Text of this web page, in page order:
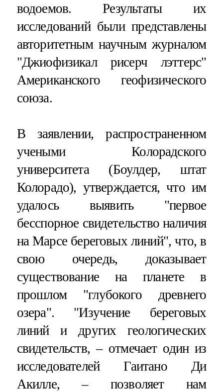
водоемов. Результаты их
исследований были представлены
авторитетным научным журналом
"Джиофизикал рисерч лэттерс"
Американского геофизического
союза.
В заявлении, распространенном
учеными Колорадского
университета (Боулдер, штат
Колорадо), утверждается, что им
удалось выявить "первое
бесспорное свидетельство наличия
на Марсе береговых линий", что, в
свою очередь, доказывает
существование на планете в
прошлом "глубокого древнего
озера". "Изучение береговых
линий и других геологических
свидетельств, – отмечает один из
исследователей Гаитано Ди
Акилле, – позволяет нам